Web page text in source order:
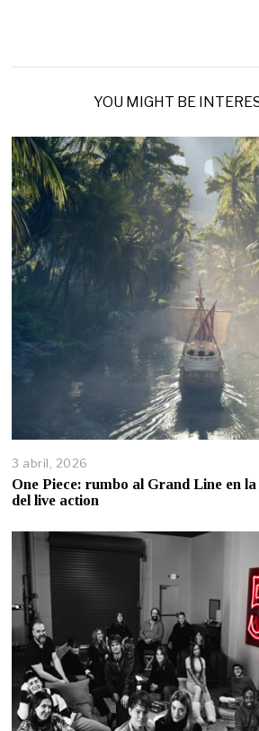
YOU MIGHT BE
3 abril, 2026
One Piece: rumbo al Grand Line en
del live action